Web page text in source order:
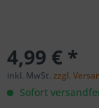
4,99 € *
inkl. MwSt. zzgl.
Sofort